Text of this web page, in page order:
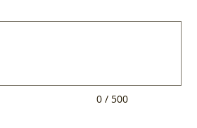
0 / 500